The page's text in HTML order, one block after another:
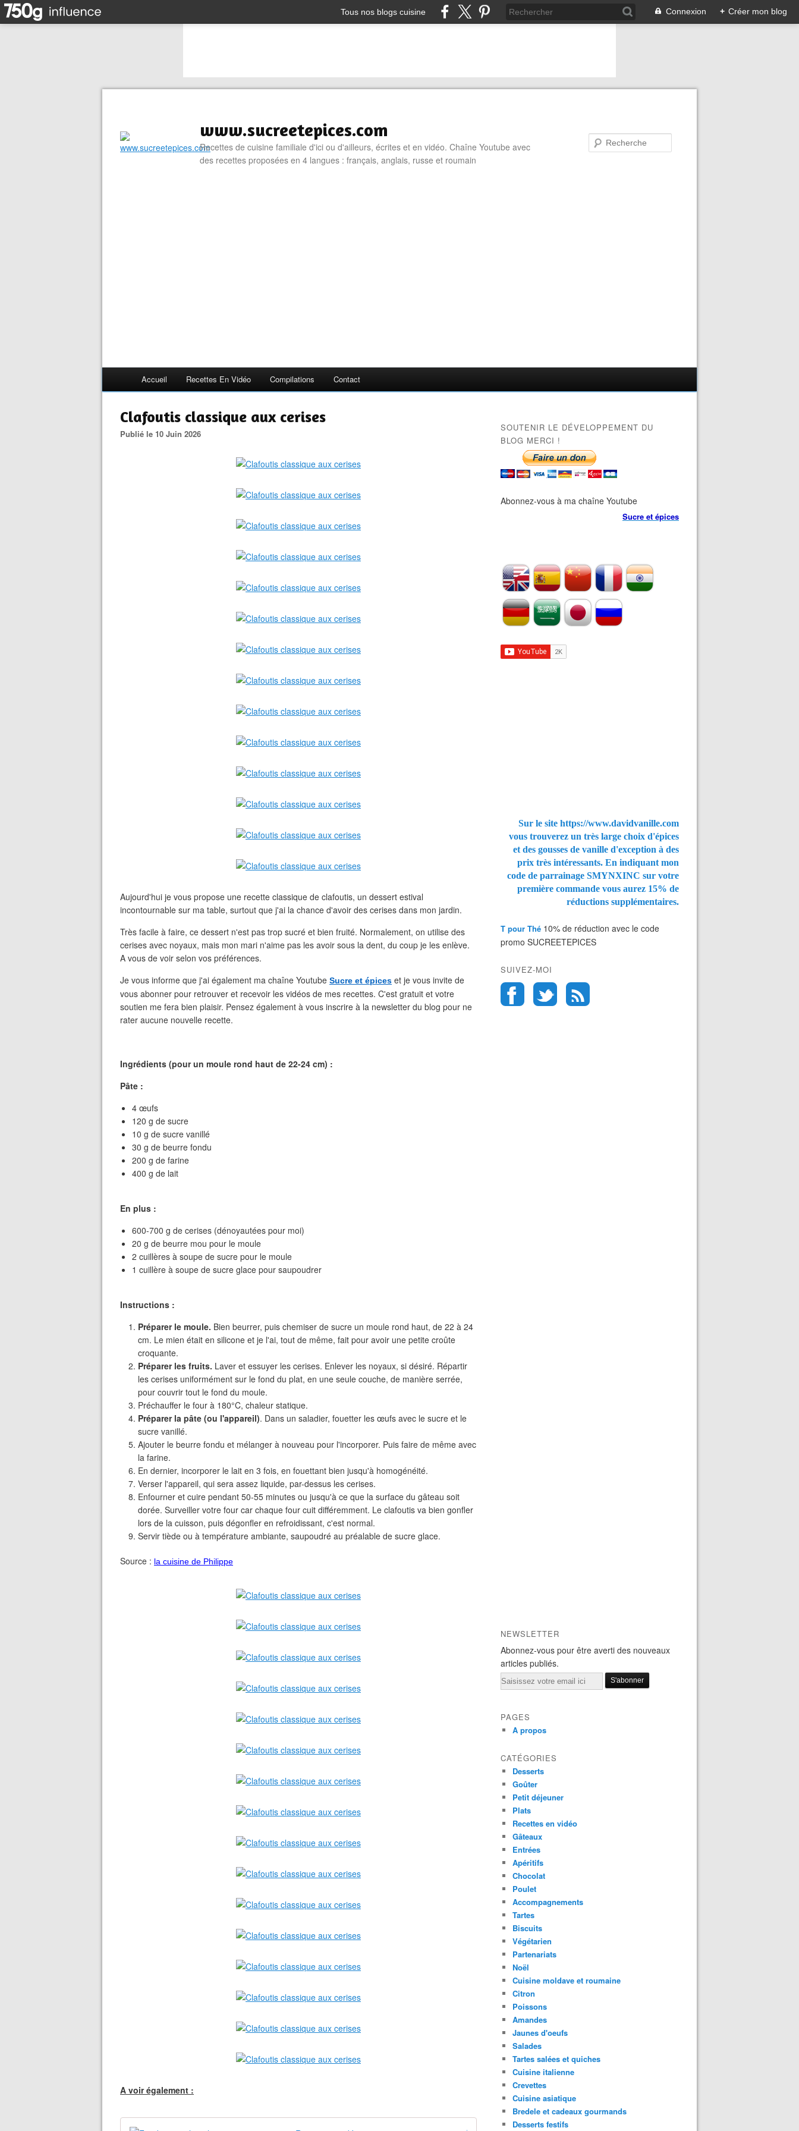
Tous nos blogs cuisine Connexion + Créer mon blog
www.sucreetepices.com
Recettes de cuisine familiale d'ici ou d'ailleurs, écrites et en vidéo. Chaîne Youtube avec
des recettes proposées en 4 langues : français, anglais, russe et roumain
Accueil Recettes En Vidéo Compilations Contact
Clafoutis classique aux cerises
Publié le 10 Juin 2026
Aujourd'hui je vous propose une recette classique de clafoutis, un dessert estival
incontournable sur ma table, surtout que j'ai la chance d'avoir des cerises dans mon jardin.
Très facile à faire, ce dessert n'est pas trop sucré et bien fruité. Normalement, on utilise des
cerises avec noyaux, mais mon mari n'aime pas les avoir sous la dent, du coup je les enlève.
A vous de voir selon vos préférences.
Je vous informe que j'ai également ma chaîne Youtube Sucre et épices et je vous invite de
vous abonner pour retrouver et recevoir les vidéos de mes recettes. C'est gratuit et votre
soutien me fera bien plaisir. Pensez également à vous inscrire à la newsletter du blog pour ne
rater aucune nouvelle recette.
Ingrédients (pour un moule rond haut de 22-24 cm) :
Pâte :
4 œufs
120 g de sucre
10 g de sucre vanillé
30 g de beurre fondu
200 g de farine
400 g de lait
En plus :
600-700 g de cerises (dénoyautées pour moi)
20 g de beurre mou pour le moule
2 cuillères à soupe de sucre pour le moule
1 cuillère à soupe de sucre glace pour saupoudrer
Instructions :
Préparer le moule. Bien beurrer, puis chemiser de sucre un moule rond haut, de 22 à 24
cm. Le mien était en silicone et je l'ai, tout de même, fait pour avoir une petite croûte
croquante.
Préparer les fruits. Laver et essuyer les cerises. Enlever les noyaux, si désiré. Répartir
les cerises uniformément sur le fond du plat, en une seule couche, de manière serrée,
pour couvrir tout le fond du moule.
Préchauffer le four à 180°C, chaleur statique.
Préparer la pâte (ou l'appareil). Dans un saladier, fouetter les œufs avec le sucre et le
sucre vanillé.
Ajouter le beurre fondu et mélanger à nouveau pour l'incorporer. Puis faire de même avec
la farine.
En dernier, incorporer le lait en 3 fois, en fouettant bien jusqu'à homogénéité.
Verser l'appareil, qui sera assez liquide, par-dessus les cerises.
Enfourner et cuire pendant 50-55 minutes ou jusqu'à ce que la surface du gâteau soit
dorée. Surveiller votre four car chaque four cuit différemment. Le clafoutis va bien gonfler
lors de la cuisson, puis dégonfler en refroidissant, c'est normal.
Servir tiède ou à température ambiante, saupoudré au préalable de sucre glace.
Source : la cuisine de Philippe
A voir également :
SOUTENIR LE DÉVELOPPEMENT DU
BLOG MERCI !
Abonnez-vous à ma chaîne Youtube
Sucre et épices
Sur le site https://www.davidvanille.com
vous trouverez un très large choix d'épices
et des gousses de vanille d'exception à des
prix très intéressants. En indiquant mon
code de parrainage SMYNXINC sur votre
première commande vous aurez 15% de
réductions supplémentaires.
T pour Thé 10% de réduction avec le code
promo SUCREETEPICES
SUIVEZ-MOI
NEWSLETTER
Abonnez-vous pour être averti des nouveaux
articles publiés.
Email
PAGES
A propos
CATÉGORIES
Desserts
Goûter
Petit déjeuner
Plats
Recettes en vidéo
Gâteaux
Entrées
Apéritifs
Chocolat
Poulet
Accompagnements
Tartes
Biscuits
Végétarien
Partenariats
Noël
Cuisine moldave et roumaine
Citron
Poissons
Amandes
Jaunes d'oeufs
Salades
Tartes salées et quiches
Cuisine italienne
Crevettes
Cuisine asiatique
Bredele et cadeaux gourmands
Desserts festifs